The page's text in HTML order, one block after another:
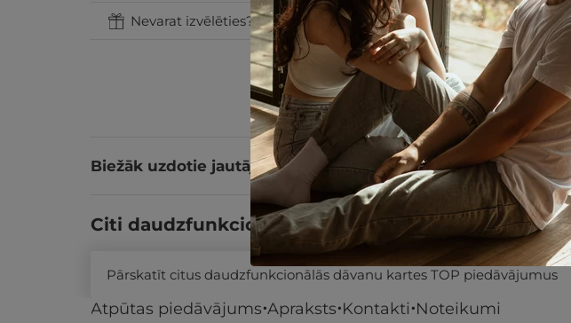
Nevarat izvēlēties? Uzdāviniet GribuAtpusties.lv dāvanu karti
Biežāk uzdotie jautājumi
Atpūtas piedāvājums Apraksts Kontakti Noteikumi
Citi daudzfunkcionālās dāvanu kartes piedāvājumi:
Pārskatīt citus daudzfunkcionālās dāvanu kartes TOP piedāvājumus